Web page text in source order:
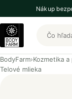
Nákup
Hľadať
BodyFarm›Kozmetika
Telové mlieka